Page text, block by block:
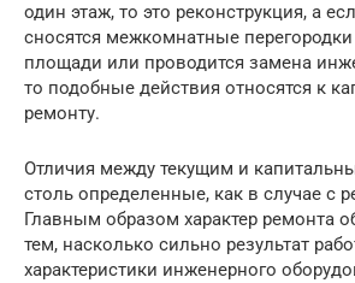
один этаж, то это реконструкция, а
сносятся межкомнатные
площади или проводится замена
то подобные действия относятся к
ремонту.
Отличия между текущим и
столь определенные, как в случае с
Главным образом характер ремонта
тем, насколько сильно результат
характеристики инженерного